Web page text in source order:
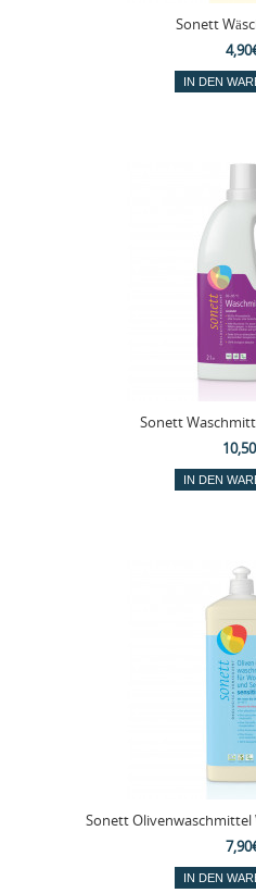
Sonett
Sonett
Sonett Olivenwaschmittel